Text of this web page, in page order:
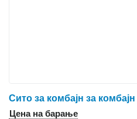
Сито за комбајн за
Цена на барање